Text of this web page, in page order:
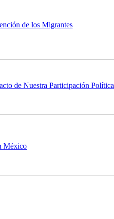
de los Migrantes
de Nuestra Participación Política
México